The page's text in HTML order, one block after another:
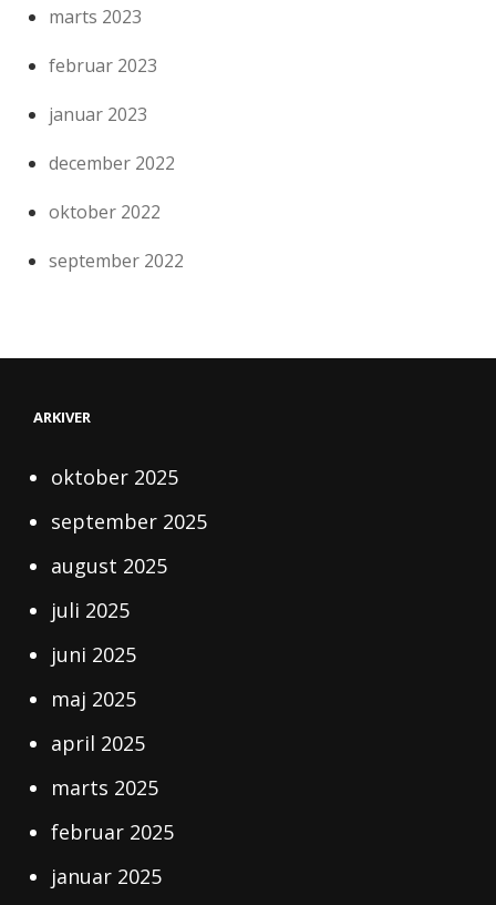
marts 2023
februar 2023
januar 2023
december 2022
oktober 2022
september 2022
ARKIVER
oktober 2025
september 2025
august 2025
juli 2025
juni 2025
maj 2025
april 2025
marts 2025
februar 2025
januar 2025